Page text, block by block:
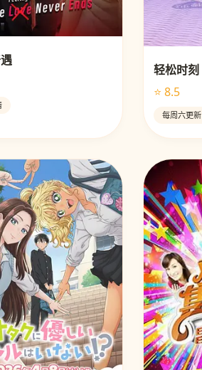
轻松时刻
⭐ 8.5
每周六更新